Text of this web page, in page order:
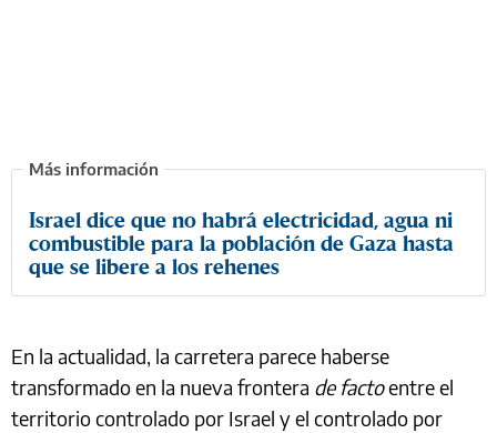
Israel dice que no habrá electricidad, agua ni
combustible para la población de Gaza hasta
que se libere a los rehenes
En la actualidad, la carretera parece haberse
transformado en la nueva frontera de factoentre el
territorio controlado por Israel y el controlado por